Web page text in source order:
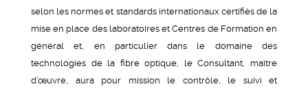
selon les normes et standards internationaux certifiés de la
mise en place des laboratoires et Centres de Formation en
général et, en particulier dans le domaine des
technologies de la fibre optique, le Consultant, maître
d’œuvre, aura pour mission le contrôle, le suivi et